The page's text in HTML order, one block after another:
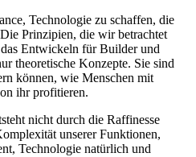
Technologie zu schaffen, die
Prinzipien, die wir betrachtet
Entwickeln für Builder und
theoretische Konzepte. Sie sind
können, wie Menschen mit
ihr profitieren.
nicht durch die Raffinesse
unserer Funktionen,
Technologie natürlich und